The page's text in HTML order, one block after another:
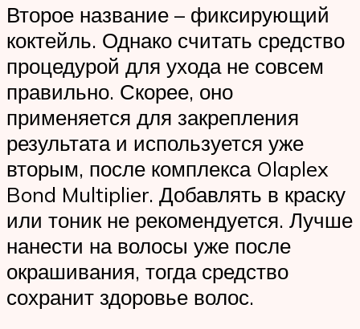
Второе название – фиксирующий
коктейль. Однако считать средство
процедурой для ухода не совсем
правильно. Скорее, оно
применяется для закрепления
результата и используется уже
вторым, после комплекса Olaplex
Bond Multiplier. Добавлять в краску
или тоник не рекомендуется. Лучше
нанести на волосы уже после
окрашивания, тогда средство
сохранит здоровье волос.